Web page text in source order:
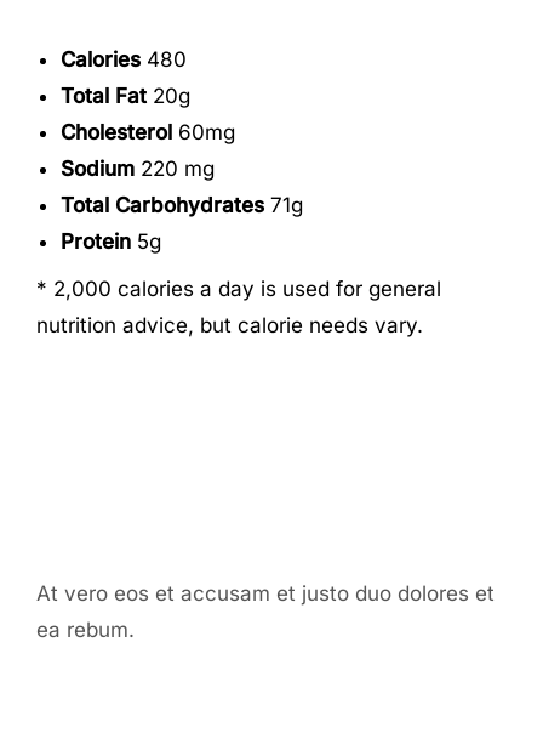
Calories 480
Total Fat20g
Cholesterol 60mg
Sodium 220 mg
Total Carbohydrates 71g
Protein 5g
* 2,000 calories a day is used for general
nutrition advice, but calorie needs vary.
At vero eos et accusam et justo duo dolores et
ea rebum.